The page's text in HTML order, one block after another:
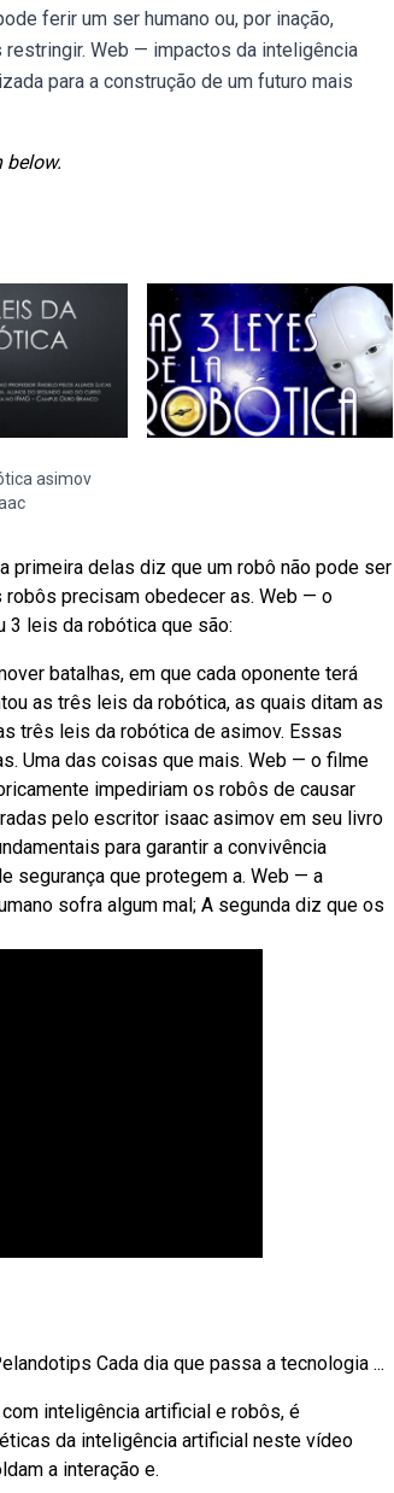
ferir um ser humano ou, por inação,
restringir. Web — impactos da inteligência
para a construção de um futuro mais
below.
asimov
primeira delas diz que um robô não pode ser
robôs precisam obedecer as. Web — o
3 leis da robótica que são:
batalhas, em que cada oponente terá
as três leis da robótica, as quais ditam as
três leis da robótica de asimov. Essas
Uma das coisas que mais. Web — o filme
impediriam os robôs de causar
pelo escritor isaac asimov em seu livro
para garantir a convivência
segurança que protegem a. Web — a
sofra algum mal; A segunda diz que os
Cada dia que passa a tecnologia ...
inteligência artificial e robôs, é
da inteligência artificial neste vídeo
a interação e.